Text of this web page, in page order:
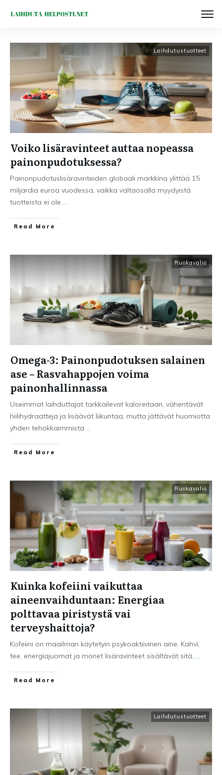
Laihdutustuotteet
Voiko lisäravinteet auttaa nopeassa
painonpudotuksessa?
Painonpudotuslisäravinteiden globaali markkina ylittää 15
miljardia euroa vuodessa, vaikka valtaosalla myydyistä
tuotteista ei ole ...
Read More
Ruokavalio
Omega-3: Painonpudotuksen salainen
ase – Rasvahappojen voima
painonhallinnassa
Useimmat laihduttajat tarkkailevat kaloreitaan, vähentävät
hiilihydraatteja ja lisäävät liikuntaa, mutta jättävät huomiotta
yhden tehokkaimmista ...
Read More
Ruokavalio
Kuinka kofeiini vaikuttaa
aineenvaihduntaan: Energiaa
polttavaa piristystä vai
terveyshaittoja?
Kofeiini on maailman käytetyin psykoaktiivinen aine. Kahvi,
tee, energiajuomat ja monet lisäravinteet sisältävät sitä, ...
Read More
Laihdutustuotteet